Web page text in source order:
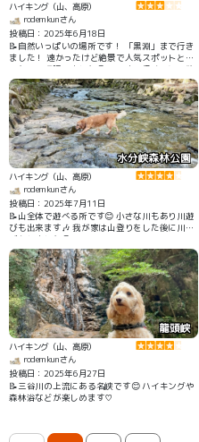
ハイキング（山、高原）
rodemkunさん
投稿日：2025年6月18日
📝自然いっぱいの場所です！ 「黒淵」まで行き
ました！ 遠かったけど絶景で人気スポットと聞
いたので頑張りました😊 そこまで行くのに、猿
飛渡船に乗りました。 渡船もわんこOKだったの
で一緒に乗りました😊 まだりーたんが落ち着き
がなくてドキドキしながら乗ったのを思い出し
ました😊
水分峡森林公園
ハイキング（山、高原）
rodemkunさん
投稿日：2025年7月11日
📝山全体で遊べる所です😊 小さな川もあり川遊
びも出来ます🎶 我が家は山登りをした後に川遊
びをしました😊
龍頭峡
ハイキング（山、高原）
rodemkunさん
投稿日：2025年6月27日
📝三谷川の上流にある名峡です😊 ハイキングや
森林浴などが楽しめます♡